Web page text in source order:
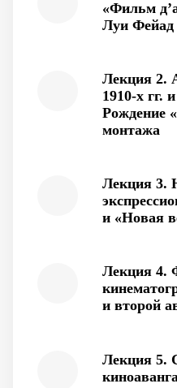
«Фильм
Луи Фейад
Лекция 2.
1910-х гг.
Рождение
монтажа
Лекция 3.
и «Новая
Лекция 4.
и второй
Лекция 5.